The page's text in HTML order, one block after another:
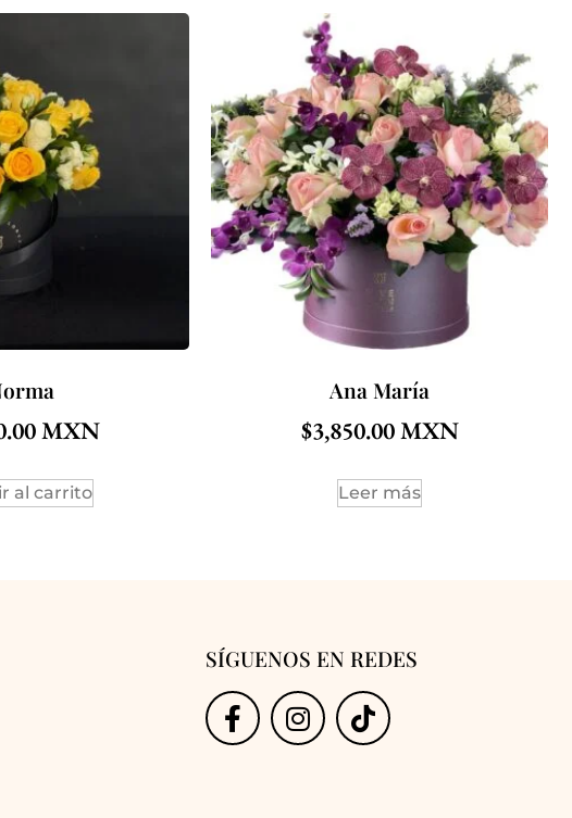
al carrito
Ana María
$3,850.00
Leer más
SÍGUENOS EN REDES